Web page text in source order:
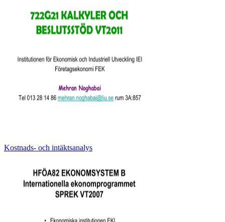
Kostnads- och intäktsanalys